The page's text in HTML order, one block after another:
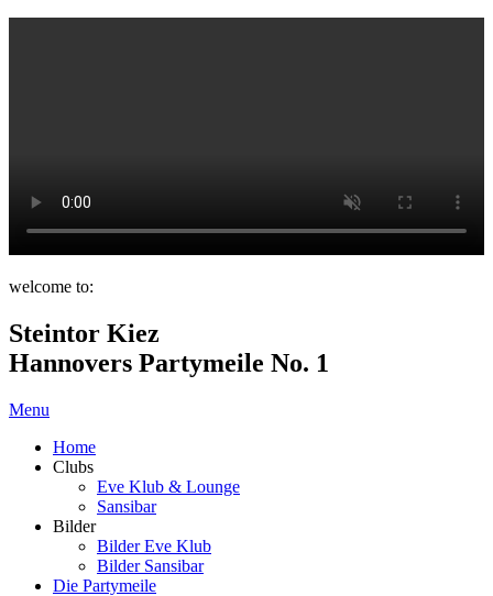
welcome to:
Steintor Kiez
Hannovers Partymeile No. 1
Menu
Home
Clubs
Eve Klub & Lounge
Sansibar
Bilder
Bilder Eve Klub
Bilder Sansibar
Die Partymeile